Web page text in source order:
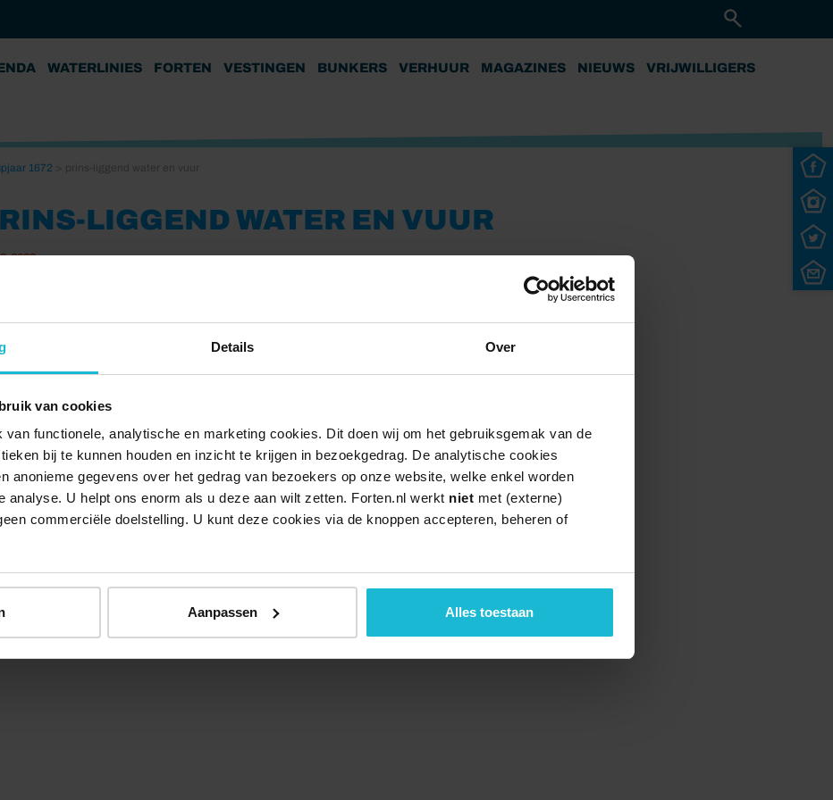
Details Over
van cookies
van functionele, analytische en marketing cookies. Dit doen wij om het gebruiksgemak van de
bij te kunnen houden en inzicht te krijgen in bezoekgedrag. De analytische cookies
anonieme gegevens over het gedrag van bezoekers op onze website, welke enkel worden
analyse. U helpt ons enorm als u deze aan wilt zetten. Forten.nl werkt niet met (externe)
commerciële doelstelling. U kunt deze cookies via de knoppen accepteren, beheren of
Aanpassen Alles toestaan
WATERLINIES FORTEN VESTINGEN BUNKERS VERHUUR MAGAZINES NIEUWS VRIJWILLIGERS
1672
LIGGEND WATER EN VUUR
2022
Over ons Doneer nu Disclaimer Contact Forten.nl wordt ondersteund door de